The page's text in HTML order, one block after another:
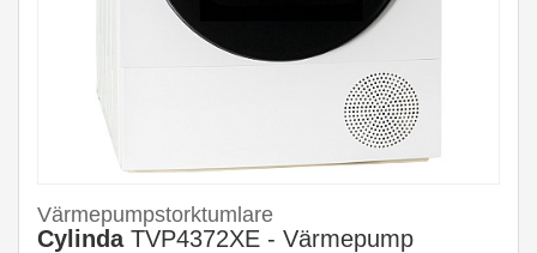
Värmepumpstorktumlare
CylindaTVP4372XE - Värmepump